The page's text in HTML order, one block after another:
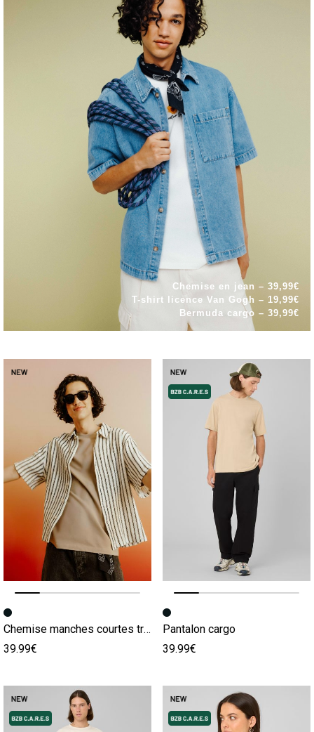
Chemise en jean – 39,99€
T-shirt licence Van Gogh – 19,99€
Bermuda cargo – 39,99€
Image précédente
Image suivante
Chemise manches courtes tricot
39.99€
Image précédente
Image suivante
Pantalon cargo
39.99€